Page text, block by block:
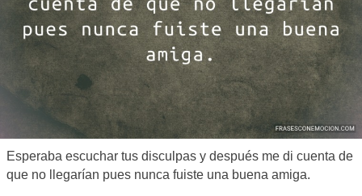
Esperaba escuchar tus disculpas y después me di cuenta de
que no llegarían pues nunca fuiste una buena amiga.